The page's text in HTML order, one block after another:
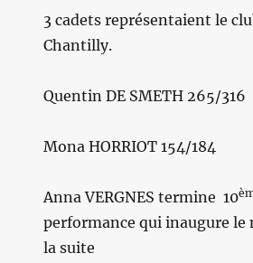
3 cadets représentaient le
Chantilly.
Quentin DE SMETH 265/316
Mona HORRIOT 154/184
Anna VERGNES termine 10
performance qui inaugure le
la suite